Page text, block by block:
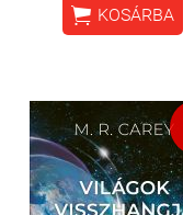
 KOSÁRBA